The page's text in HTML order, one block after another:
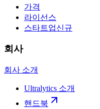
가격
라이선스
스타트업신규
회사
회사 소개
Ultralytics 소개
핸드북